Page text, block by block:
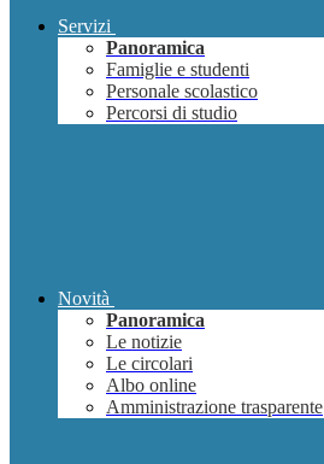
Servizi
Panoramica
Famiglie e studenti
Personale scolastico
Percorsi di studio
Novità
Panoramica
Le notizie
Le circolari
Albo online
Amministrazione trasparente